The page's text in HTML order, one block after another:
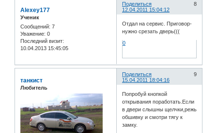
Поделиться
8
12.04.2011 15:04:12
Alexey177
Ученик
Сообщений: 7
Уважение: 0
Последний визит:
10.04.2013 15:45:05
Отдал на сервис. Приговор-
нужно срезать дверь(((
0
Поделиться
9
15.04.2011 18:04:16
танкист
Любитель
Попробуй кнопкой
открывания поработать.Если
в двери слышны щелчки,режь
обшивку и смотри тягу к
замку.